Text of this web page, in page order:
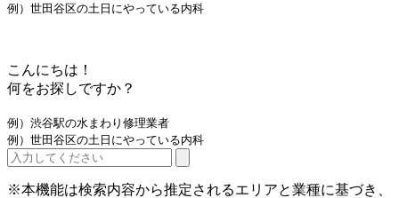
例）世田谷区の土日にやっている内科
こんにちは！
何をお探しですか？
例）渋谷駅の水まわり修理業者
例）世田谷区の土日にやっている内科
※本機能は検索内容から推定されるエリアと業種に基づき、